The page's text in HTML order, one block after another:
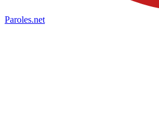
Paroles.net